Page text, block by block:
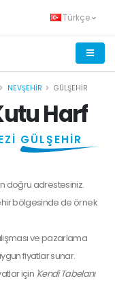
Türkçe
NEVŞEHIR GÜLŞEHIR
Harf
GÜLŞEHİR
doğru adrestesiniz.
bölgesinde de örnek
ve pazarlama
fiyatlar sunar.
için 'Kendi Tabelanı